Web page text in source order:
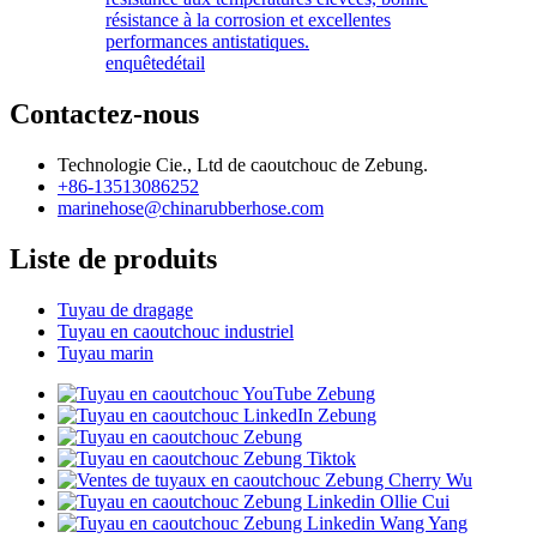
résistance à la corrosion et excellentes
performances antistatiques.
enquêtedétail
Contactez-nous
Technologie Cie., Ltd de caoutchouc de Zebung.
+86-13513086252
marinehose@chinarubberhose.com
Liste de produits
Tuyau de dragage
Tuyau en caoutchouc industriel
Tuyau marin